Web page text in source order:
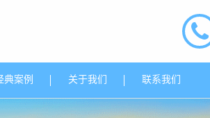
典案例 关于我们 联系我们